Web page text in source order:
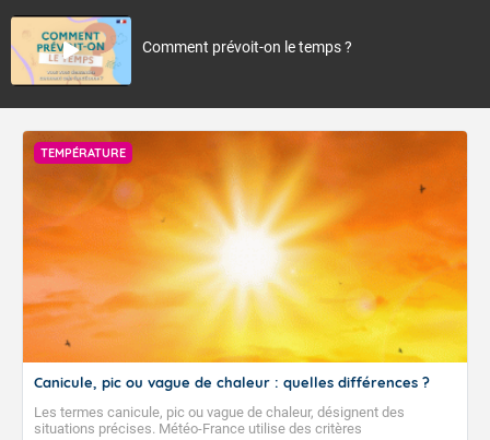
Comment prévoit-on le temps ?
TEMPÉRATURE
Canicule, pic ou vague de chaleur : quelles différences ?
Les termes canicule, pic ou vague de chaleur, désignent des
situations précises. Météo-France utilise des critères